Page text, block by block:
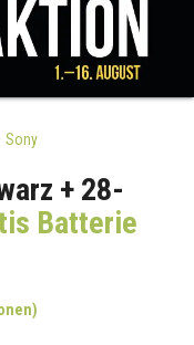
Sony
+ 28-
Batterie